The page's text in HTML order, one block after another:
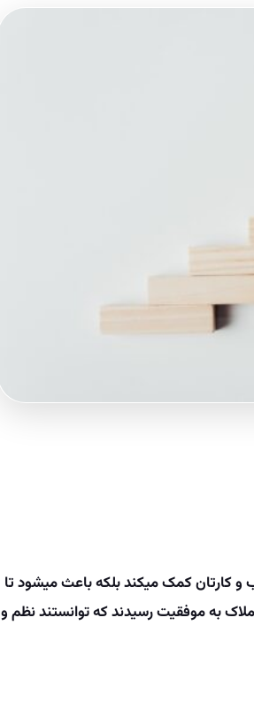
کارتان کمک می­کند بلکه باعث می­شود تا
به موفقیت رسیدند که توانستند نظم و